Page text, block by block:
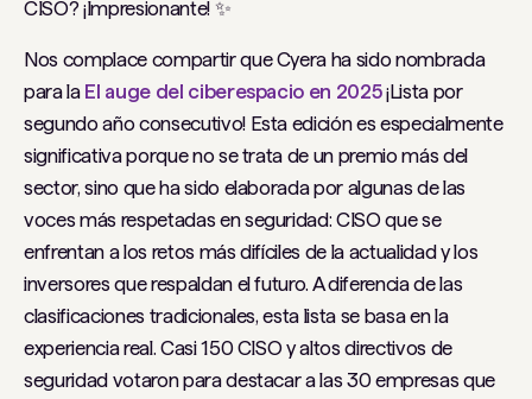
CISO? ¡Impresionante! ✨
Nos complace compartir que Cyera ha sido nombrada
para la El auge del ciberespacio en 2025¡Lista por
segundo año consecutivo! Esta edición es especialmente
significativa porque no se trata de un premio más del
sector, sino que ha sido elaborada por algunas de las
voces más respetadas en seguridad: CISO que se
enfrentan a los retos más difíciles de la actualidad y los
inversores que respaldan el futuro. A diferencia de las
clasificaciones tradicionales, esta lista se basa en la
experiencia real. Casi 150 CISO y altos directivos de
seguridad votaron para destacar a las 30 empresas que